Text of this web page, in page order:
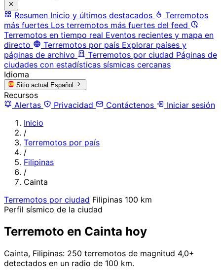
Resumen Inicio y últimos destacados
Terremotos
más fuertes Los terremotos más fuertes del feed
Terremotos en tiempo real Eventos recientes y mapa en
directo
Terremotos por país Explorar países y
páginas de archivo
Terremotos por ciudad Páginas de
ciudades con estadísticas sísmicas cercanas
Idioma
Sitio actual Español
Recursos
Alertas
Privacidad Contáctenos
Iniciar sesión
Inicio
/
Terremotos por país
/
Filipinas
/
Cainta
Terremotos por ciudad Filipinas 100 km
Perfil sísmico de la ciudad
Terremoto en Cainta hoy
Cainta, Filipinas: 250 terremotos de magnitud 4,0+
detectados en un radio de 100 km.